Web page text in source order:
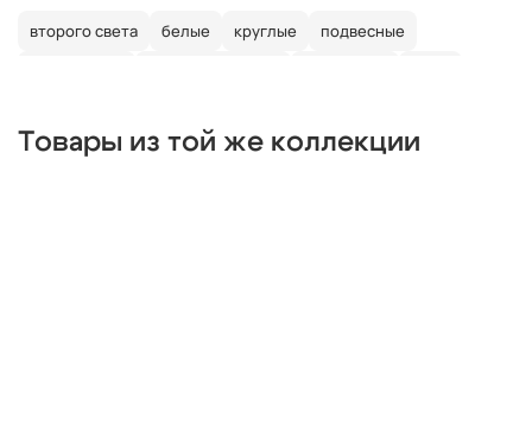
второго света белые круглые
подвесные
Товары из той же коллекции